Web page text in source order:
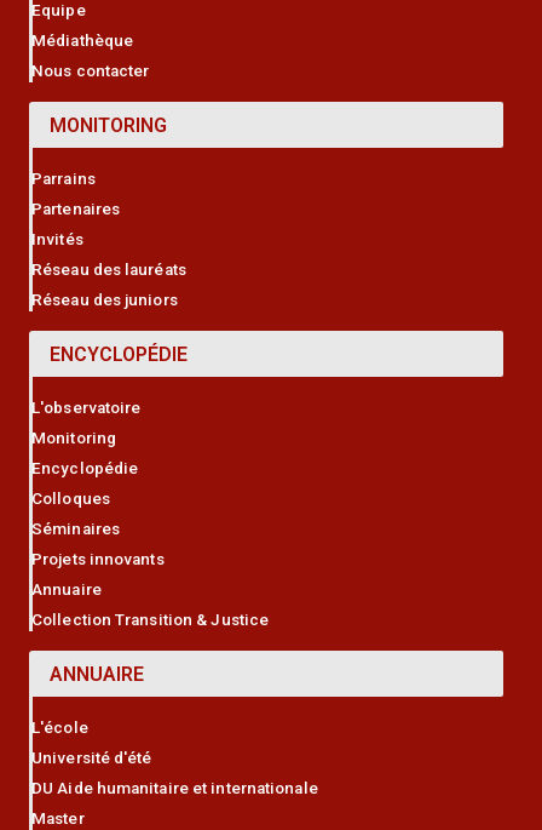
Equipe
Médiathèque
Nous contacter
MONITORING
Parrains
Partenaires
Invités
Réseau des lauréats
Réseau des juniors
ENCYCLOPÉDIE
L'observatoire
Monitoring
Encyclopédie
Colloques
Séminaires
Projets innovants
Annuaire
Collection Transition & Justice
ANNUAIRE
L'école
Université d'été
DU Aide humanitaire et internationale
Master